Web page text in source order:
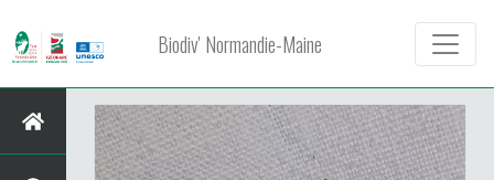
Biodiv' Normandie-Maine